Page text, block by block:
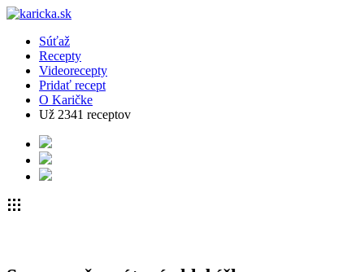
Súťaž
Recepty
Videorecepty
Pridať recept
O Karičke
Už 2341 receptov